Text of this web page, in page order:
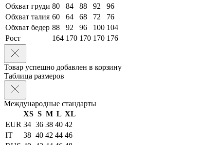
Обхват груди 80 84 88 92
96
Обхват талия 60 64 68 72
76
Обхват бедер 88 92 96 100 104
Рост
164 170 170 170 176
Товар успешно добавлен в корзину
Таблица размеров
Международные стандарты
XS S M L XL
EUR 34 36 38 40 42
IT
38 40 42 44 46